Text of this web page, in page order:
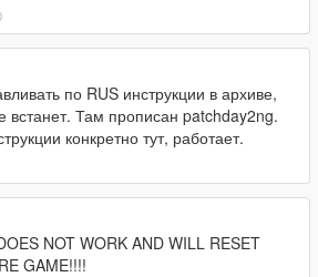
по RUS инструкции в архиве,
встанет. Там прописан patchday2ng.
конкретно тут, работает.
NOT WORK AND WILL RESET
GAME!!!!